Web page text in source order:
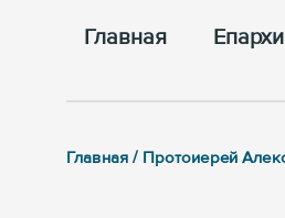
Главная
Главная / Протоиерей